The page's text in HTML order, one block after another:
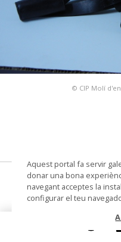
© CIP Molí d'en
Autoria
Aquest portal fa servir
donar una bona
navegant acceptes la
configurar el teu